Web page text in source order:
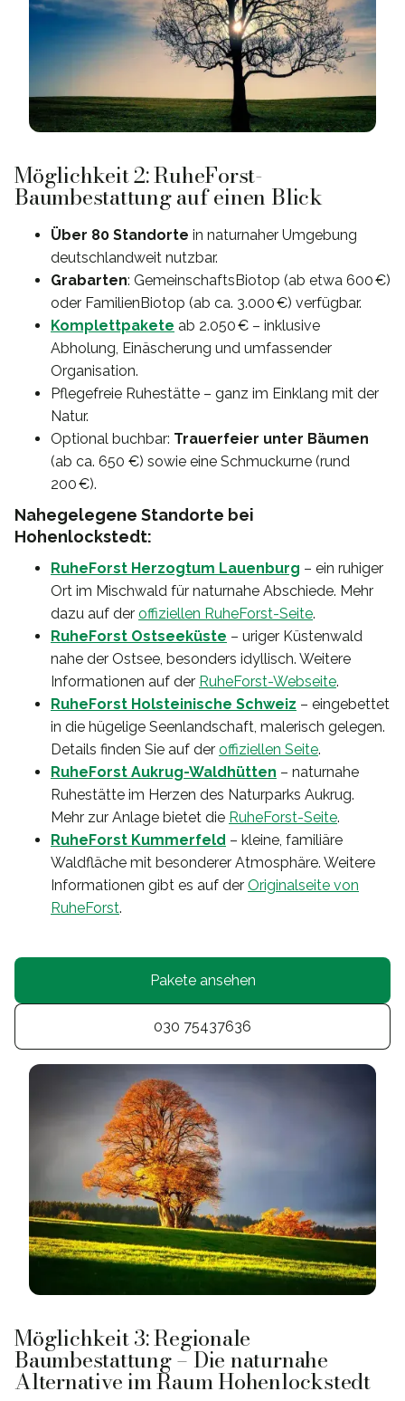
Möglichkeit 2: RuheForst-
Baumbestattung auf einen Blick
Über 80 Standorte in naturnaher Umgebung
deutschlandweit nutzbar.
Grabarten: GemeinschaftsBiotop (ab etwa 600 €)
oder FamilienBiotop (ab ca. 3.000 €) verfügbar.
Komplettpakete ab 2.050 € – inklusive
Abholung, Einäscherung und umfassender
Organisation.
Pflegefreie Ruhestätte – ganz im Einklang mit der
Natur.
Optional buchbar: Trauerfeier unter Bäumen
(ab ca. 650 €) sowie eine Schmuckurne (rund
200 €).
Nahegelegene Standorte bei
Hohenlockstedt:
RuheForst Herzogtum Lauenburg – ein ruhiger
Ort im Mischwald für naturnahe Abschiede. Mehr
dazu auf der offiziellen RuheForst-Seite.
RuheForst Ostseeküste – uriger Küstenwald
nahe der Ostsee, besonders idyllisch. Weitere
Informationen auf der RuheForst-Webseite.
RuheForst Holsteinische Schweiz – eingebettet
in die hügelige Seenlandschaft, malerisch gelegen.
Details finden Sie auf der offiziellen Seite.
RuheForst Aukrug-Waldhütten – naturnahe
Ruhestätte im Herzen des Naturparks Aukrug.
Mehr zur Anlage bietet die RuheForst-Seite.
RuheForst Kummerfeld – kleine, familiäre
Waldfläche mit besonderer Atmosphäre. Weitere
Informationen gibt es auf der Originalseite von
RuheForst.
Pakete ansehen
030 75437636
Möglichkeit 3: Regionale
Baumbestattung – Die naturnahe
Alternative im Raum Hohenlockstedt